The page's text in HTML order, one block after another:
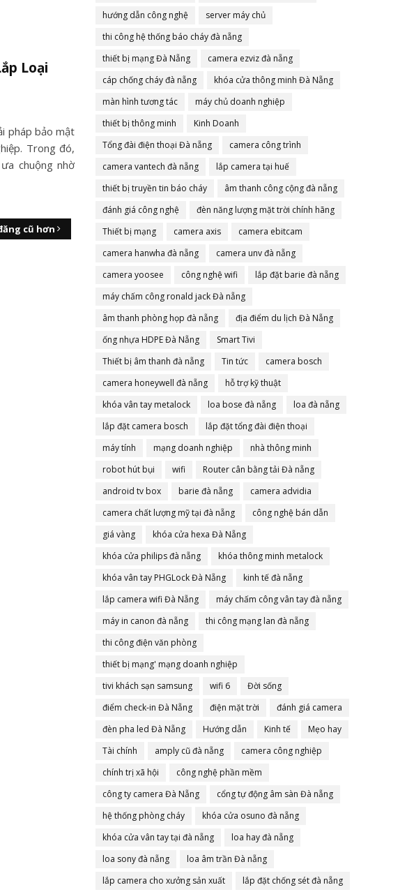
Loại
pháp bảo mật
Trong đó,
chuộng nhờ
cũ hơn
hướng dẫn công nghệ
server máy chủ
thi công hệ thống báo cháy đà nẵng
thiết bị mạng Đà Nẵng
camera ezviz đà nẵng
cáp chống cháy đà nẵng
khóa cửa thông minh Đà Nẵng
màn hình tương tác
máy chủ doanh nghiệp
thiết bị thông minh
Kinh Doanh
Tổng đài điện thoại Đà nẵng
camera công trình
camera vantech đà nẵng
lắp camera tại huế
thiết bị truyền tin báo cháy
âm thanh công cộng đà nẵng
đánh giá công nghệ
đèn năng lượng mặt trời chính hãng
Thiết bị mạng
camera axis
camera ebitcam
camera hanwha đà nẵng
camera unv đà nẵng
camera yoosee
công nghệ wifi
lắp đặt barie đà nẵng
máy chấm công ronald jack Đà nẵng
âm thanh phòng họp đà nẵng
địa điểm du lịch Đà Nẵng
ống nhựa HDPE Đà Nẵng
Smart Tivi
Thiết bị âm thanh đà nẵng
Tin tức
camera bosch
camera honeywell đà nẵng
hỗ trợ kỹ thuật
khóa vân tay metalock
loa bose đà nẵng
loa đà nẵng
lắp đặt camera bosch
lắp đặt tổng đài điện thoại
máy tính
mạng doanh nghiệp
nhà thông minh
robot hút bụi
wifi
Router cân bằng tải Đà nẵng
android tv box
barie đà nẵng
camera advidia
camera chất lượng mỹ tại đà nẵng
công nghệ bán dẫn
giá vàng
khóa cửa hexa Đà Nẵng
khóa cửa philips đà nẵng
khóa thông minh metalock
khóa vân tay PHGLock Đà Nẵng
kinh tế đà nẵng
lắp camera wifi Đà Nẵng
máy chấm công vân tay đà nẵng
máy in canon đà nẵng
thi công mạng lan đà nẵng
thi công điện văn phòng
thiết bị mạng' mạng doanh nghiệp
tivi khách sạn samsung
wifi 6
Đời sống
điểm check-in Đà Nẵng
điện mặt trời
đánh giá camera
đèn pha led Đà Nẵng
Hướng dẫn Kinh tế
Mẹo hay
Tài chính
amply cũ đà nẵng
camera công nghiệp
chính trị xã hội
công nghệ phần mềm
công ty camera Đà Nẵng
cổng tự động âm sàn Đà nẵng
hệ thống phòng cháy
khóa cửa osuno đà nẵng
khóa cửa vân tay tại đà nẵng
loa hay đà nẵng
loa sony đà nẵng
loa âm trần Đà nẵng
lắp camera cho xưởng sản xuất
lắp đặt chống sét đà nẵng